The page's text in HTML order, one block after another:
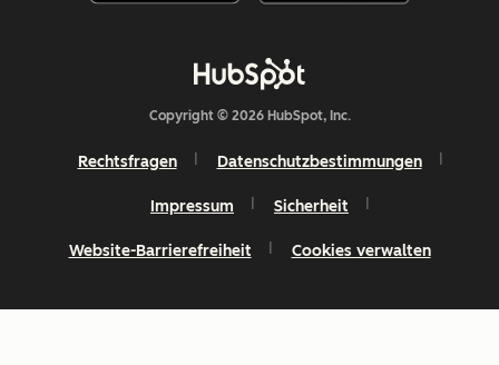
Copyright © 2026 HubSpot, Inc.
Rechtsfragen Datenschutzbestimmungen
Impressum Sicherheit
Website-Barrierefreiheit Cookies verwalten